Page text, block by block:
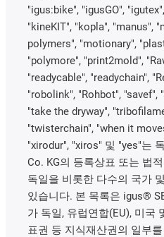
"igus:bike", "igusGO",
"kineKIT", "kopla", "manus",
polymers", "motionary",
"polymore", "print2mold",
"readycable", "readychain",
"robolink", "Rohbot", "savef",
"take the dryway",
"twisterchain", "when it
"xirodur", "xiros" 및 "yes"는
Co. KG의 등록상표 또는 법
독일을 비롯한 다수의 국가
있습니다. 본 목록은 igus®
가 독일, 유럽연합(EU), 미국
표권 등 지식재산권의 일부